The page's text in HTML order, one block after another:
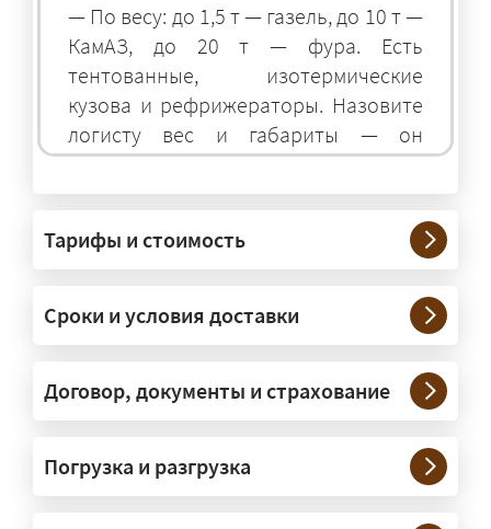
— По весу: до 1,5 т — газель, до 10 т —
КамАЗ, до 20 т — фура. Есть
тентованные, изотермические
кузова и рефрижераторы. Назовите
логисту вес и габариты — он
подберёт оптимальный транспорт.
— Штатно — от 100 кг до 20 тонн.
Мелкие партии едут догрузом,
крупные — отдельной машиной.
Тяжеловесы 30–90 т организуем
через проверенных партнёров.
России?
Тарифы и стоимость
Сроки и условия доставки
Договор, документы и страхование
Погрузка и разгрузка